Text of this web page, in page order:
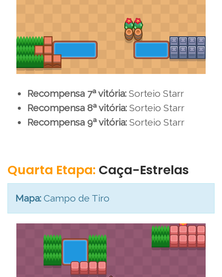
Recompensa 7ª vitória: Sorteio Starr
Recompensa 8ª vitória: Sorteio Starr
Recompensa 9ª vitória: Sorteio Starr
Quarta Etapa: Caça-Estrelas
Mapa: Campo de Tiro